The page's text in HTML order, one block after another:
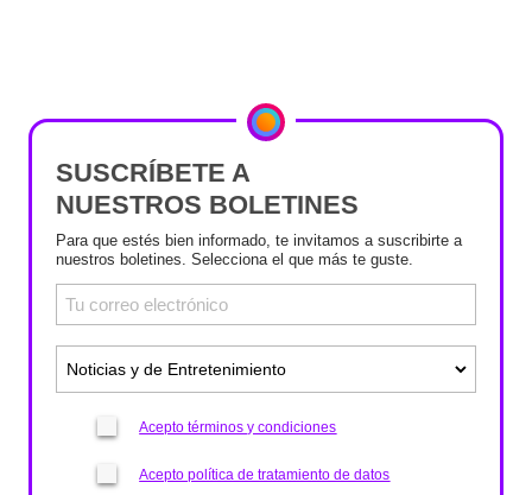
SUSCRÍBETE A
NUESTROS BOLETINES
Para que estés bien informado, te invitamos a suscribirte a
nuestros boletines. Selecciona el que más te guste.
Acepto términos y condiciones
Acepto política de tratamiento de datos